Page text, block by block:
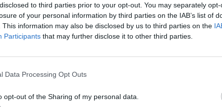
to third parties prior to your opt-out. You may separately
of your personal information by third parties on the IAB’s list of
This information may also be disclosed by us to third parties on the
Participants that may further disclose it to other third parties.
Data Processing Opt Outs
opt-out of the Sharing of my personal data.
il giorno precedente in acque